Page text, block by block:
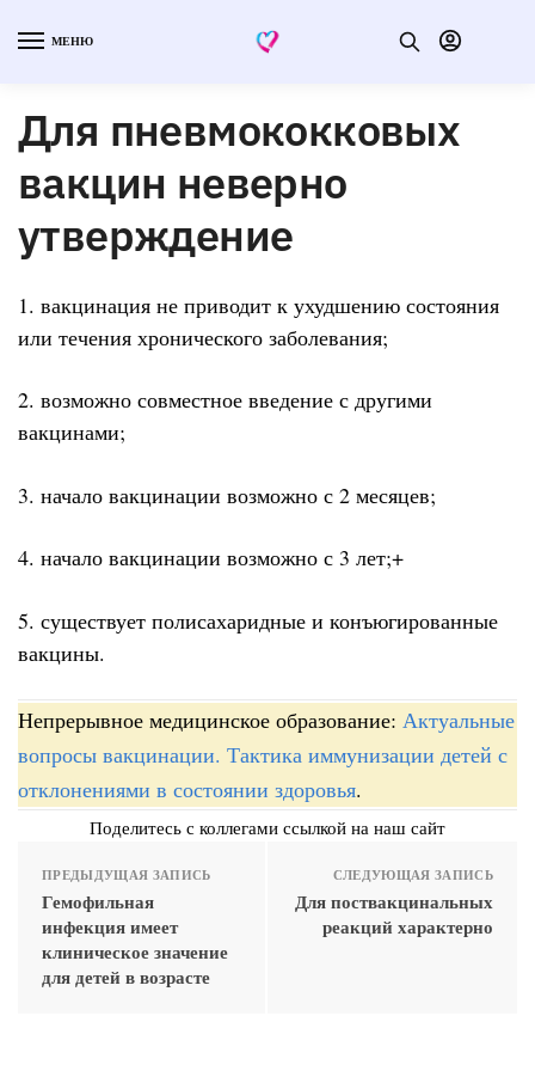
МЕНЮ
Для пневмококковых
вакцин неверно
утверждение
1. вакцинация не приводит к ухудшению состояния
или течения хронического заболевания;
2. возможно совместное введение с другими
вакцинами;
3. начало вакцинации возможно с 2 месяцев;
4. начало вакцинации возможно с 3 лет;+
5. существует полисахаридные и конъюгированные
вакцины.
Непрерывное медицинское образование: Актуальные
вопросы вакцинации. Тактика иммунизации детей с
отклонениями в состоянии здоровья.
Поделитесь с коллегами ссылкой на наш сайт
ПРЕДЫДУЩАЯ ЗАПИСЬ
Гемофильная
инфекция имеет
клиническое значение
для детей в возрасте
СЛЕДУЮЩАЯ ЗАПИСЬ
Для поствакцинальных
реакций характерно